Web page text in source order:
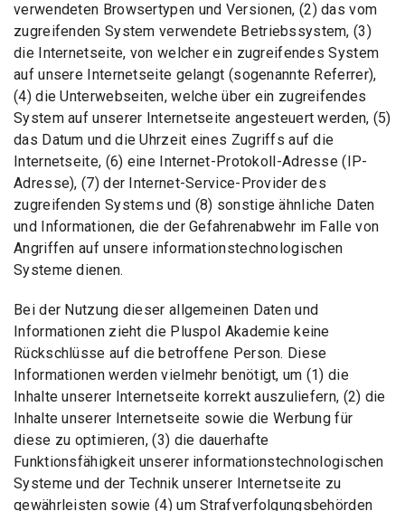
verwendeten Browsertypen und Versionen, (2) das vom
zugreifenden System verwendete Betriebssystem, (3)
die Internetseite, von welcher ein zugreifendes System
auf unsere Internetseite gelangt (sogenannte Referrer),
(4) die Unterwebseiten, welche über ein zugreifendes
System auf unserer Internetseite angesteuert werden, (5)
das Datum und die Uhrzeit eines Zugriffs auf die
Internetseite, (6) eine Internet-Protokoll-Adresse (IP-
Adresse), (7) der Internet-Service-Provider des
zugreifenden Systems und (8) sonstige ähnliche Daten
und Informationen, die der Gefahrenabwehr im Falle von
Angriffen auf unsere informationstechnologischen
Systeme dienen.
Bei der Nutzung dieser allgemeinen Daten und
Informationen zieht die Pluspol Akademie keine
Rückschlüsse auf die betroffene Person. Diese
Informationen werden vielmehr benötigt, um (1) die
Inhalte unserer Internetseite korrekt auszuliefern, (2) die
Inhalte unserer Internetseite sowie die Werbung für
diese zu optimieren, (3) die dauerhafte
Funktionsfähigkeit unserer informationstechnologischen
Systeme und der Technik unserer Internetseite zu
gewährleisten sowie (4) um Strafverfolgungsbehörden